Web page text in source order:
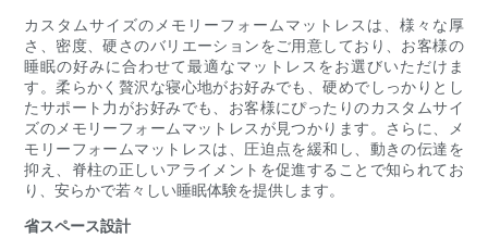
カスタムサイズのメモリーフォームマットレスは、様々な厚
さ、密度、硬さのバリエーションをご用意しており、お客様の
睡眠の好みに合わせて最適なマットレスをお選びいただけま
す。柔らかく贅沢な寝心地がお好みでも、硬めでしっかりとし
たサポート力がお好みでも、お客様にぴったりのカスタムサイ
ズのメモリーフォームマットレスが見つかります。さらに、メ
モリーフォームマットレスは、圧迫点を緩和し、動きの伝達を
抑え、脊柱の正しいアライメントを促進することで知られてお
り、安らかで若々しい睡眠体験を提供します。
省スペース設計